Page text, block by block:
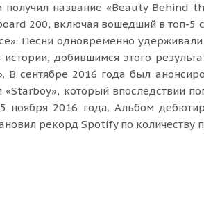
получил название «Beauty Behind
200, включая вошедший в топ-5
Песни одновременно
добившимся этого
сентябре 2016 года был
который впоследствии
ноября 2016 года. Альбом
рекорд Spotify по количеству